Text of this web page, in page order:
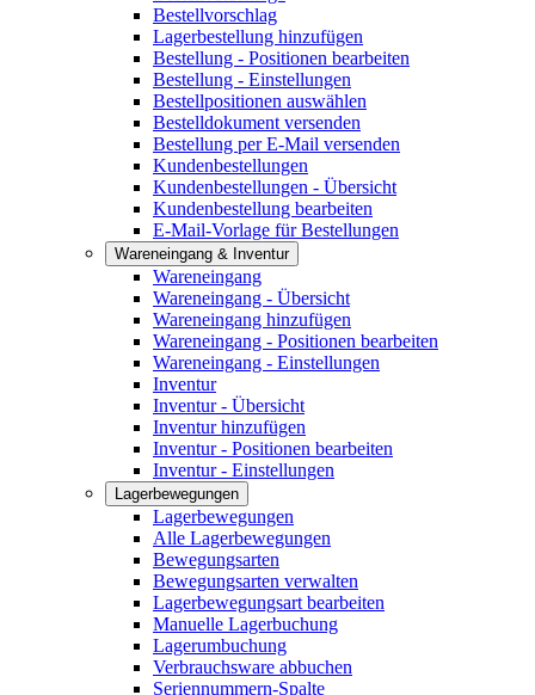
Bestellvorschlag
Lagerbestellung hinzufügen
Bestellung - Positionen bearbeiten
Bestellung - Einstellungen
Bestellpositionen auswählen
Bestelldokument versenden
Bestellung per E-Mail versenden
Kundenbestellungen
Kundenbestellungen - Übersicht
Kundenbestellung bearbeiten
E-Mail-Vorlage für Bestellungen
Wareneingang & Inventur
Wareneingang
Wareneingang - Übersicht
Wareneingang hinzufügen
Wareneingang - Positionen bearbeiten
Wareneingang - Einstellungen
Inventur
Inventur - Übersicht
Inventur hinzufügen
Inventur - Positionen bearbeiten
Inventur - Einstellungen
Lagerbewegungen
Lagerbewegungen
Alle Lagerbewegungen
Bewegungsarten
Bewegungsarten verwalten
Lagerbewegungsart bearbeiten
Manuelle Lagerbuchung
Lagerumbuchung
Verbrauchsware abbuchen
Seriennummern-Spalte